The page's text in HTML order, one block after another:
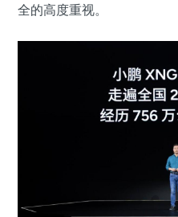
全的高度重视。